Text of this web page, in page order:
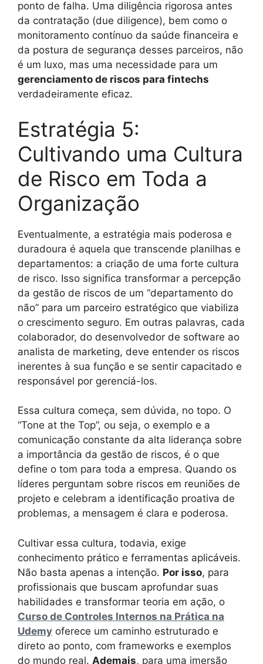
ponto de falha. Uma diligência rigorosa antes
da contratação (due diligence), bem como o
monitoramento contínuo da saúde financeira e
da postura de segurança desses parceiros, não
é um luxo, mas uma necessidade para um
gerenciamento de riscos para fintechs
verdadeiramente eficaz.
Estratégia 5:
Cultivando uma Cultura
de Risco em Toda a
Organização
Eventualmente, a estratégia mais poderosa e
duradoura é aquela que transcende planilhas e
departamentos: a criação de uma forte cultura
de risco. Isso significa transformar a percepção
da gestão de riscos de um “departamento do
não” para um parceiro estratégico que viabiliza
o crescimento seguro. Em outras palavras, cada
colaborador, do desenvolvedor de software ao
analista de marketing, deve entender os riscos
inerentes à sua função e se sentir capacitado e
responsável por gerenciá-los.
Essa cultura começa, sem dúvida, no topo. O
“Tone at the Top”, ou seja, o exemplo e a
comunicação constante da alta liderança sobre
a importância da gestão de riscos, é o que
define o tom para toda a empresa. Quando os
líderes perguntam sobre riscos em reuniões de
projeto e celebram a identificação proativa de
problemas, a mensagem é clara e poderosa.
Cultivar essa cultura, todavia, exige
conhecimento prático e ferramentas aplicáveis.
Não basta apenas a intenção. Por isso, para
profissionais que buscam aprofundar suas
habilidades e transformar teoria em ação, o
Curso de Controles Internos na Prática na
Udemy oferece um caminho estruturado e
direto ao ponto, com frameworks e exemplos
do mundo real. Ademais, para uma imersão